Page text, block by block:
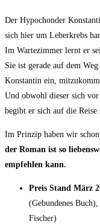
Der Hypochonder
sich hier um Leberkrebs
Im Wartezimmer lernt er
Sie ist gerade auf dem
Konstantin ein,
Und obwohl dieser sich
begibt er sich auf die Reise
Im Prinzip haben wir
der Roman ist so
empfehlen kann.
Preis Stand März
(Gebundenes
Fischer)